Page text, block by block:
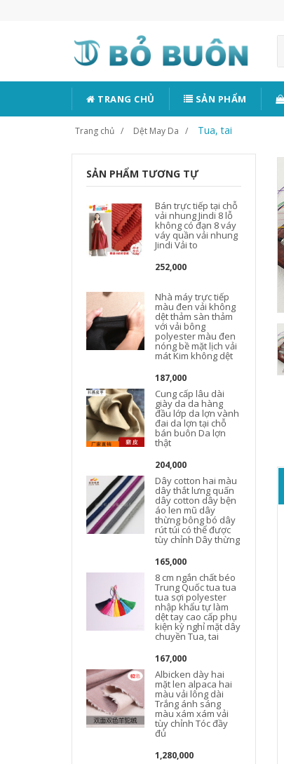
TRANG CHỦ SẢN PHẨM
Trang chủ Dệt May Da Tua, tai
SẢN PHẨM TƯƠNG TỰ
Bán trực tiếp tại chỗ
vải nhung Jindi 8 lỗ
không có đạn 8 váy
váy quần vải nhung
Jindi Vải to
252,000
Nhà máy trực tiếp
màu đen vải không
dệt thảm sàn thảm
với vải bông
polyester màu đen
nóng bề mặt lịch vải
mát Kim không dệt
187,000
Cung cấp lâu dài
giày da da hàng
đầu lớp da lợn vành
đai da lợn tại chỗ
bán buôn Da lợn
thật
204,000
Dây cotton hai màu
dây thắt lưng quấn
dây cotton dây bện
áo len mũ dây
thừng bông bó dây
rút túi có thể được
tùy chỉnh Dây thừng
165,000
8 cm ngắn chất béo
Trung Quốc tua tua
tua sợi polyester
nhập khẩu tự làm
dệt tay cao cấp phụ
kiện kỳ ​​nghỉ mặt dây
chuyền Tua, tai
167,000
Albicken dày hai
mặt len ​​alpaca hai
màu vải lông dài
Trắng ánh sáng
màu xám xám vải
tùy chỉnh Tóc đầy
đủ
1,280,000